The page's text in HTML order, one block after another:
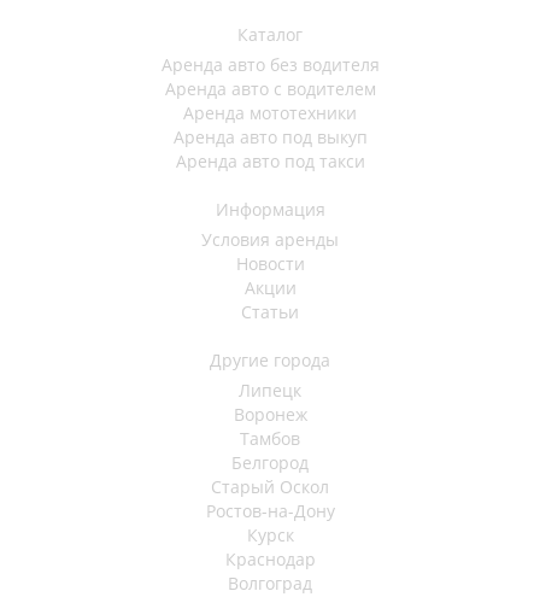
Каталог
Аренда авто без водителя
Аренда авто с водителем
Аренда мототехники
Аренда авто под выкуп
Аренда авто под такси
Информация
Условия аренды
Новости
Акции
Статьи
Другие города
Липецк
Воронеж
Тамбов
Белгород
Старый Оскол
Ростов-на-Дону
Курск
Краснодар
Волгоград